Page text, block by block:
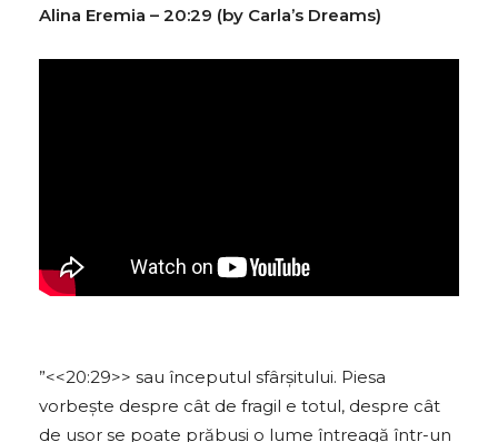
Alina Eremia – 20:29 (by Carla’s Dreams)
”<<20:29>> sau începutul sfârșitului. Piesa
vorbește despre cât de fragil e totul, despre cât
de ușor se poate prăbuși o lume întreagă într-un